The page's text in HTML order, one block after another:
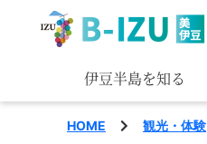
伊豆半島を知る
HOME 観光・体験